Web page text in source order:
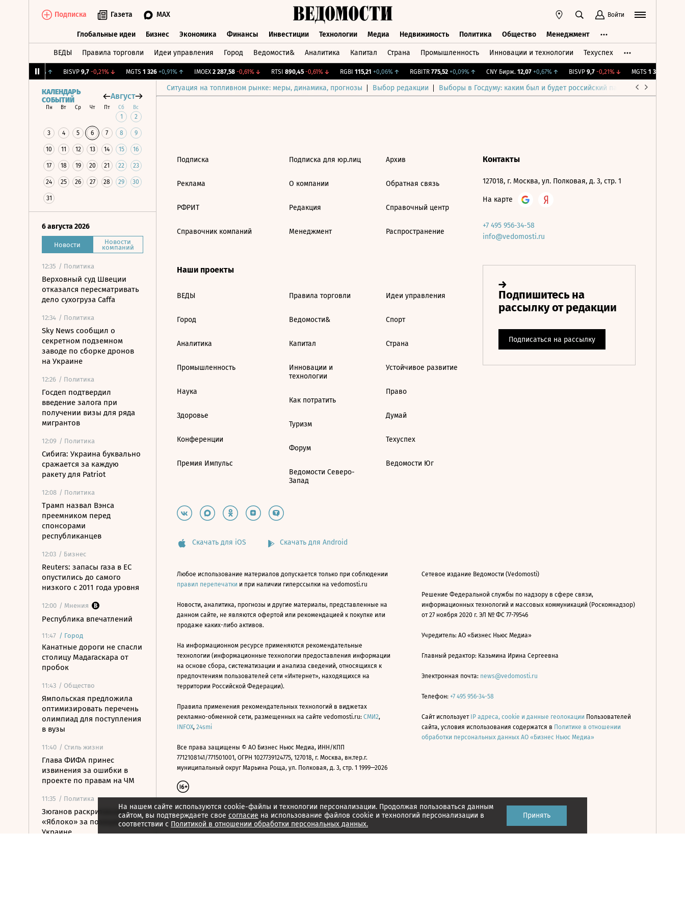
Подписка Газета MAX Войти
Глобальные идеи Бизнес Экономика Финансы Инвестиции Технологии Медиа Недвижимость Политика Общество Менеджмент
ВЕДЫ Правила торговли Идеи управления Город Ведомости& Аналитика Капитал Страна Промышленность Инновации и технологии Техуспех
↑ BISVP 9,7 -0,21%↓ MGTS 1 326 +0,91%↑ IMOEX 2 287,58 -0,61%↓ RTSI 890,45 -0,61%↓ RGBI 115,21 +0,06%↑ RGBITR 775,52 +0,09%↑ CNY Бирж. 12,07 +0,67%↑ BISVP 9,7 -0,21%↓ MGTS 1 326
Ситуация на топливном рынке: меры, динамика, прогнозы Выбор редакции Выборы в Госдуму: каким был и будет российский парламент
КАЛЕНДАРЬ
СОБЫТИЙ
Август
Пн Вт Ср Чт Пт Сб Вс
1 2
3 4 5 6 7 8 9
10 11 12 13 14 15 16
17 18 19 20 21 22 23
24 25 26 27 28 29 30
31
6 августа 2026
Новости Новости
компаний
12:35 / Политика
Верховный суд Швеции
отказался пересматривать
дело сухогруза Caffa
12:34 / Политика
Sky News сообщил о
секретном подземном
заводе по сборке дронов
на Украине
12:26 / Политика
Госдеп подтвердил
введение залога при
получении визы для ряда
мигрантов
12:09 / Политика
Сибига: Украина буквально
сражается за каждую
ракету для Patriot
12:08 / Политика
Трамп назвал Вэнса
преемником перед
спонсорами
республиканцев
12:03 / Бизнес
Reuters: запасы газа в ЕС
опустились до самого
низкого с 2011 года уровня
12:00 / Мнения
Республика впечатлений
11:47 / Город
Канатные дороги не спасли
столицу Мадагаскара от
пробок
11:43 / Общество
Ямпольская предложила
оптимизировать перечень
олимпиад для поступления
в вузы
11:40 / Стиль жизни
Глава ФИФА принес
извинения за ошибки в
проекте по правам на ЧМ
11:35 / Политика
Зюганов раскритиковал
«Яблоко» за позицию по
Украине
На нашем сайте используются cookie-файлы и технологии персонализации. Продолжая пользоваться данным
сайтом, вы подтверждаете свое согласие на использование файлов cookie и технологий персонализации в
соответствии с Политикой в отношении обработки персональных данных.
Принять
Подписка
Реклама
РФРИТ
Справочник компаний
Подписка для юр.лиц
О компании
Редакция
Менеджмент
Архив
Обратная связь
Справочный центр
Распространение
Наши проекты
ВЕДЫ
Город
Аналитика
Промышленность
Наука
Здоровье
Конференции
Премия Импульс
Правила торговли
Ведомости&
Капитал
Инновации и
технологии
Как потратить
Туризм
Форум
Ведомости Северо-
Запад
Идеи управления
Спорт
Страна
Устойчивое развитие
Право
Думай
Техуспех
Ведомости Юг
Контакты
127018, г. Москва, ул. Полковая, д. 3, стр. 1
На карте
+7 495 956-34-58
info@vedomosti.ru
Скачать для iOS Скачать для Android
Любое использование материалов допускается только при соблюдении
правил перепечатки и при наличии гиперссылки на vedomosti.ru
Новости, аналитика, прогнозы и другие материалы, представленные на
данном сайте, не являются офертой или рекомендацией к покупке или
продаже каких-либо активов.
На информационном ресурсе применяются рекомендательные
технологии (информационные технологии предоставления информации
на основе сбора, систематизации и анализа сведений, относящихся к
предпочтениям пользователей сети «Интернет», находящихся на
территории Российской Федерации).
Правила применения рекомендательных технологий в виджетах
рекламно-обменной сети, размещенных на сайте vedomosti.ru: СМИ2,
INFOX, 24smi
Все права защищены © АО Бизнес Ньюс Медиа, ИНН/КПП
7712108141/771501001, ОГРН 1027739124775, 127018, г. Москва, вн.тер.г.
муниципальный округ Марьина Роща, ул. Полковая, д. 3, стр. 1 1999—2026
Сетевое издание Ведомости (Vedomosti)
Решение Федеральной службы по надзору в сфере связи,
информационных технологий и массовых коммуникаций (Роскомнадзор)
от 27 ноября 2020 г. ЭЛ № ФС 77-79546
Учредитель: АО «Бизнес Ньюс Медиа»
Главный редактор: Казьмина Ирина Сергеевна
Электронная почта: news@vedomosti.ru
Телефон: +7 495 956-34-58
Сайт использует IP адреса, cookie и данные геолокации Пользователей
сайта, условия использования содержатся в Политике в отношении
обработки персональных данных АО «Бизнес Ньюс Медиа»